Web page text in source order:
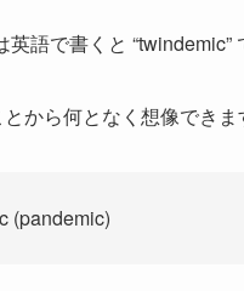
語で書くと “twindemic”
から何となく想像できま
(pandemic)